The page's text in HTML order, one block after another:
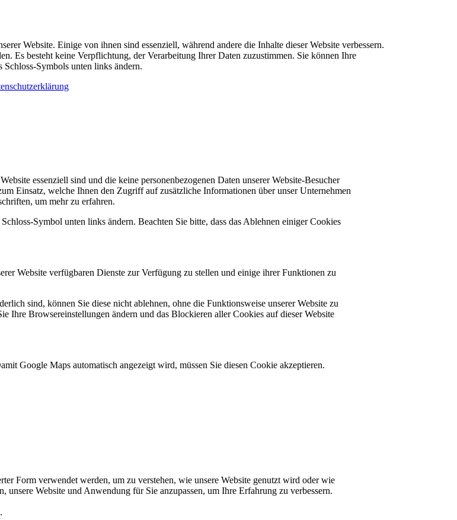
Website. Einige von ihnen sind essenziell, während andere die Inhalte dieser Website verbessern.
Es besteht keine Verpflichtung, der Verarbeitung Ihrer Daten zuzustimmen. Sie können Ihre
Symbols unten links ändern.
essenziell sind und die keine personenbezogenen Daten unserer Website-Besucher
Einsatz, welche Ihnen den Zugriff auf zusätzliche Informationen über unser Unternehmen
um mehr zu erfahren.
Symbol unten links ändern. Beachten Sie bitte, dass das Ablehnen einiger Cookies
Website verfügbaren Dienste zur Verfügung zu stellen und einige ihrer Funktionen zu
sind, können Sie diese nicht ablehnen, ohne die Funktionsweise unserer Website zu
Ihre Browsereinstellungen ändern und das Blockieren aller Cookies auf dieser Website
Google Maps automatisch angezeigt wird, müssen Sie diesen Cookie akzeptieren.
Form verwendet werden, um zu verstehen, wie unsere Website genutzt wird oder wie
Website und Anwendung für Sie anzupassen, um Ihre Erfahrung zu verbessern.